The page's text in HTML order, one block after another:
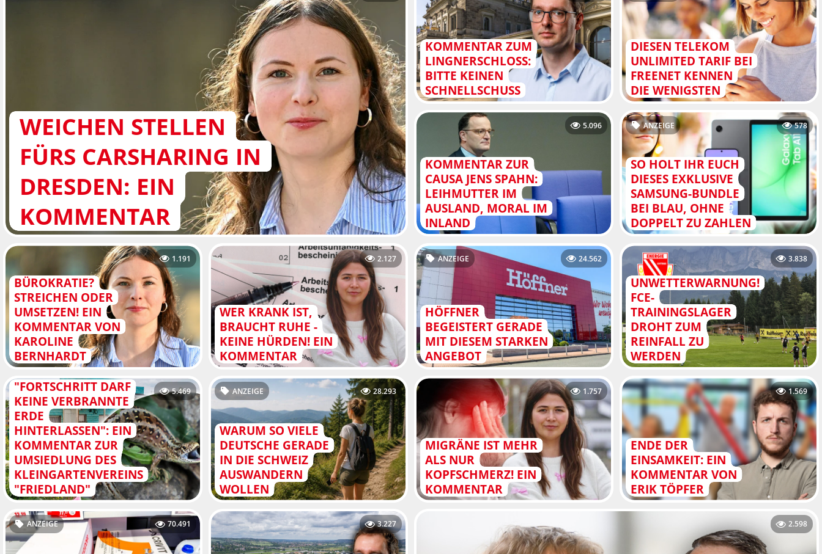
WEICHEN STELLEN
FÜRS CARSHARING IN
DRESDEN: EIN
KOMMENTAR
KOMMENTAR ZUM
LINGNERSCHLOSS:
BITTE KEINEN
SCHNELLSCHUSS
DIESEN TELEKOM
UNLIMITED TARIF BEI
FREENET KENNEN
DIE WENIGSTEN
KOMMENTAR ZUR
CAUSA JENS SPAHN:
LEIHMUTTER IM
AUSLAND, MORAL IM
INLAND
5.096
SO HOLT IHR EUCH
DIESES EXKLUSIVE
SAMSUNG-BUNDLE
BEI BLAU, OHNE
DOPPELT ZU ZAHLEN
ANZEIGE 578
BÜROKRATIE?
STREICHEN ODER
UMSETZEN! EIN
KOMMENTAR VON
KAROLINE
BERNHARDT
1.191
WER KRANK IST,
BRAUCHT RUHE -
KEINE HÜRDEN! EIN
KOMMENTAR
2.127
HÖFFNER
BEGEISTERT GERADE
MIT DIESEM STARKEN
ANGEBOT
ANZEIGE 24.562
UNWETTERWARNUNG!
FCE-
TRAININGSLAGER
DROHT ZUM
REINFALL ZU
WERDEN
3.838
"FORTSCHRITT DARF
KEINE VERBRANNTE
ERDE
HINTERLASSEN": EIN
KOMMENTAR ZUR
UMSIEDLUNG DES
KLEINGARTENVEREINS
"FRIEDLAND"
5.469
WARUM SO VIELE
DEUTSCHE GERADE
IN DIE SCHWEIZ
AUSWANDERN
WOLLEN
ANZEIGE 28.293
MIGRÄNE IST MEHR
ALS NUR
KOPFSCHMERZ! EIN
KOMMENTAR
1.757
ENDE DER
EINSAMKEIT: EIN
KOMMENTAR VON
ERIK TÖPFER
1.569
ANZEIGE 70.491 3.227 2.598